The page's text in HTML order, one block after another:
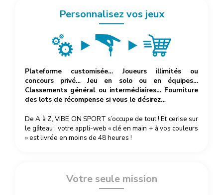
Personnalisez vos jeux
Plateforme customisée… Joueurs illimités ou
concours privé… Jeu en solo ou en équipes…
Classements général ou intermédiaires… Fourniture
des lots de récompense si vous le désirez…
De A à Z, VIBE ON SPORT s’occupe de tout ! Et cerise sur
le gâteau : votre appli-web « clé en main + à vos couleurs
» est livrée en moins de 48 heures !
Votre seule mission